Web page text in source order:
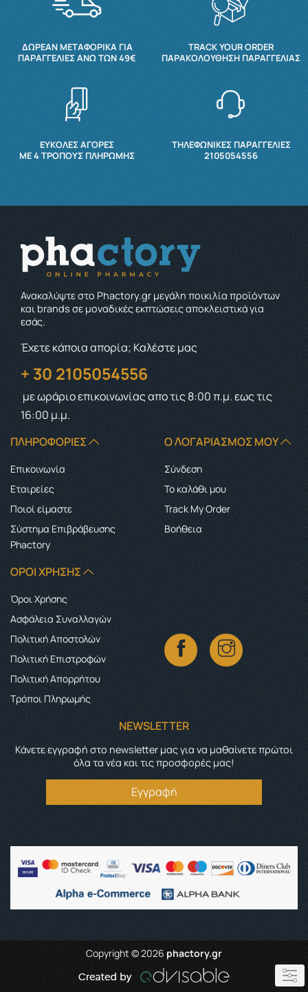
ΔΩΡΕΆΝ ΜΕΤΑΦΟΡΙΚΆ ΓΙΑ
ΠΑΡΑΓΓΕΛΊΕΣ ΆΝΩ ΤΩΝ 49€
TRACK YOUR ORDER
ΠΑΡΑΚΟΛΟΎΘΗΣΗ ΠΑΡΑΓΓΕΛΊΑΣ
ΕΥΚΟΛΕΣ ΑΓΟΡΕΣ
ΜΕ 4 ΤΡΌΠΟΥΣ ΠΛΗΡΩΜΉΣ
ΤΗΛΕΦΩΝΙΚΕΣ ΠΑΡΑΓΓΕΛΙΕΣ
2105054556
Ανακαλύψτε στο Phactory.gr μεγάλη ποικιλία προϊόντων
και brands σε μοναδικές εκπτώσεις αποκλειστικά για
εσάς.
Έχετε κάποια απορία; Καλέστε μας
+ 30 2105054556
με ωράριο επικοινωνίαςαπο τις 8:00 π.μ. εως τις
16:00 μ.μ.
ΠΛΗΡΟΦΟΡΊΕΣ
Επικοινωνία
Εταιρείες
Ποιοί είμαστε
Σύστημα Επιβράβευσης
Phactory
Ο ΛΟΓΑΡΙΑΣΜΌΣ ΜΟΥ
Σύνδεση
Το καλάθι μου
Track My Order
Boήθεια
ΌΡΟΙ ΧΡΉΣΗΣ
Όροι Χρήσης
Ασφάλεια Συναλλαγών
Πολιτική Αποστολών
Πολιτική Επιστροφών
Πολιτική Απορρήτου
Τρόποι Πληρωμής
NEWSLETTER
Κάνετε εγγραφή στο newsletter μας για να μαθαίνετε πρώτοι
όλα τα νέα και τις προσφορές μας!
Εγγραφή
Copyright © 2026 phactory.gr